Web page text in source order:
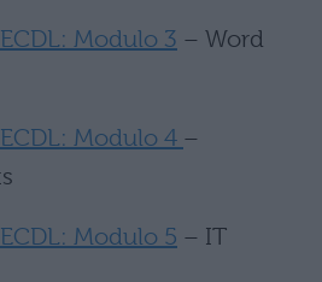
Modulo 3 – Word
Modulo 4 –
Modulo 5 – IT